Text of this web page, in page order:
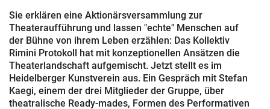
Sie erklären eine Aktionärsversammlung zur
Theateraufführung und lassen "echte" Menschen auf
der Bühne von ihrem Leben erzählen: Das Kollektiv
Rimini Protokoll hat mit konzeptionellen Ansätzen die
Theaterlandschaft aufgemischt. Jetzt stellt es im
Heidelberger Kunstverein aus. Ein Gespräch mit Stefan
Kaegi, einem der drei Mitglieder der Gruppe, über
theatralische Ready-mades, Formen des Performativen